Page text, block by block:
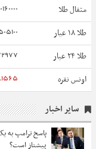
مثقال طلا
طلا ۱۸ عیار
طلا ۲۴ عیار
اونس نقره
سایر اخبار
پاسخ ترامپ به
پیشتاز است؟